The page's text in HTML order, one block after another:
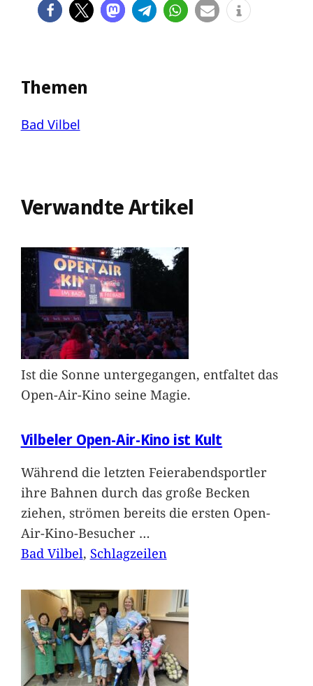
Themen
Bad Vilbel
Verwandte Artikel
Ist die Sonne untergegangen, entfaltet das
Open-Air-Kino seine Magie.
Vilbeler Open-Air-Kino ist Kult
Während die letzten Feierabendsportler
ihre Bahnen durch das große Becken
ziehen, strömen bereits die ersten Open-
Air-Kino-Besucher …
Bad Vilbel, Schlagzeilen